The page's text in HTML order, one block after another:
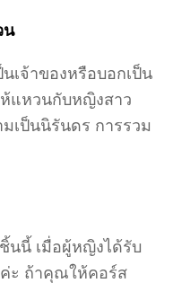
น
เจ้าของหรือบอกเป็น
แหวนกับหญิงสาว
เป็นนิรันดร การรวม
นนี้ เมื่อผู้หญิงได้รับ
ะ ถ้าคุณให้คอร์ส